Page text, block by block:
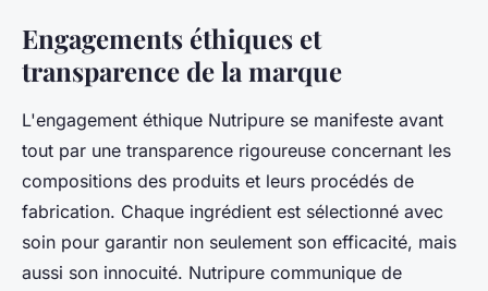
Engagements éthiques et
transparence de la marque
L'engagement éthique Nutripure se manifeste avant
tout par une transparence rigoureuse concernant les
compositions des produits et leurs procédés de
fabrication. Chaque ingrédient est sélectionné avec
soin pour garantir non seulement son efficacité, mais
aussi son innocuité. Nutripure communique de